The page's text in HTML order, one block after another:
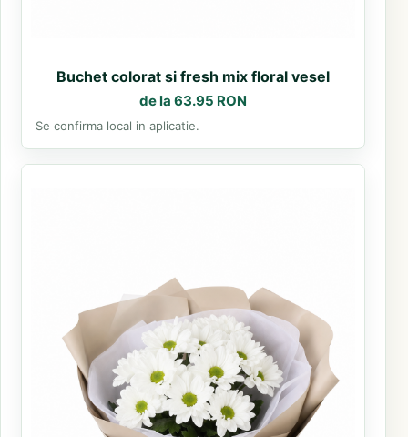
Buchet colorat si fresh mix floral vesel
de la 63.95 RON
Se confirma local in aplicatie.